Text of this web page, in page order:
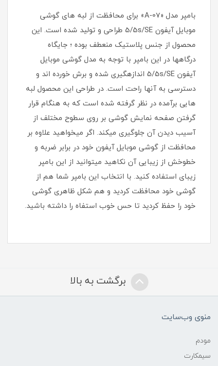
بامپر مدل «A-07» برای محافظت از لبه های گوشی
موبایل آیفون 5/5s/SE طراحی و تولید شده است. این
محصول از جنس پلاستیک منعطف بوده ؛ جایگاه
درگاهها در این بامپر با توجه به مدل گوشی موبایل
آیفون 5/5s/SE اندازهگیری شده و برش خورده اند و
دسترسی به آنها راحت است. در طراحی این محصول لبه
هایی برآمده در نظر گرفته شده است که به هنگام قرار
گرفتن صفحه نمایش گوشی بر روی سطوح مختلف از
آسیب دیدن آن جلوگیری میکند. اگر میخواهید علاوه بر
محافظت از گوشی موبایل آیفون خود در برابر ضربه و
خطوخش از زیبایی آن نکاهید میتوانید از این بامپر
زیبای استفاده کنید. با انتخاب این بامپر شما هم از
گوشی خود محافظت کردید و هم شکل ظاهری گوشی
خود را حفظ کردید تا حس خوب استفاه را داشته باشید.
برگشت به بالا
منوی وب‌سایت
مودم
سیمکارت